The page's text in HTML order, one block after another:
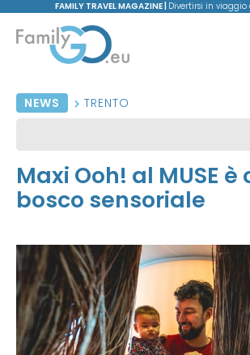
FAMILY TRAVEL MAGAZINE | Divertirsi in
NEWS TRENTO
Maxi Ooh! al MUSE è
bosco sensoriale